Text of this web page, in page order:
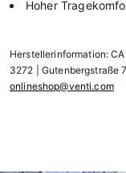
Hoher
Herstellerinformation:
3272 | Gutenbergstraße
onlineshop@venti.com